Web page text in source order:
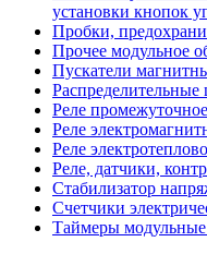
установки кнопок
Пробки,
Прочее модульное
Пускатели
Реле
Реле
Реле
Реле, датчики,
Стабилизатор
Счетчики
Таймеры